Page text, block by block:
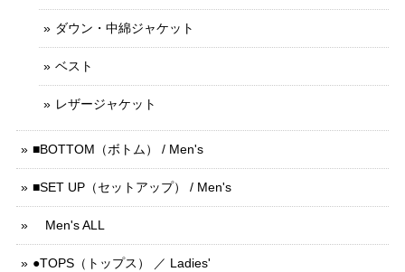
ダウン・中綿ジャケット
ベスト
レザージャケット
■BOTTOM（ボトム） / Men's
■SET UP（セットアップ） / Men's
Men's ALL
●TOPS（トップス） ／ Ladies'